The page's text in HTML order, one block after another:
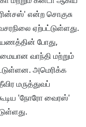
என்ற சொகுசு
ஏற்பட்டுள்ளது.
போது,
வாந்தி மற்றும்
அமெரிக்க
மருத்துவப்
'நோரோ வைரஸ்'